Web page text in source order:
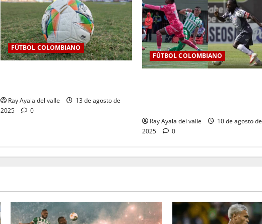
FÚTBOL COLOMBIANO
Ray Ayala del valle
13 de agosto de
2025
0
FÚTBOL COLOMBIANO
Ray Ayala del valle
10 de agosto de
2025
0